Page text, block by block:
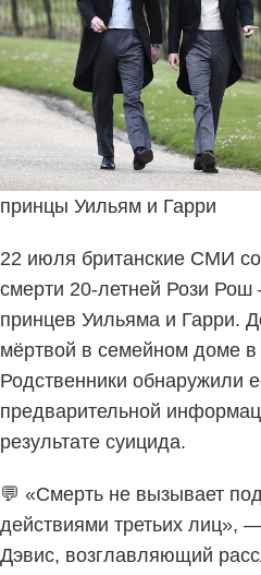
принцы Уильям и Гарри
22 июля британские СМИ
смерти 20-летней Рози
принцев Уильяма и Гарри.
мёртвой в семейном доме
Родственники обнаружили
предварительной
результате суицида.
💬 «Смерть не вызывает
действиями третьих лиц»,
Дэвис, возглавляющий